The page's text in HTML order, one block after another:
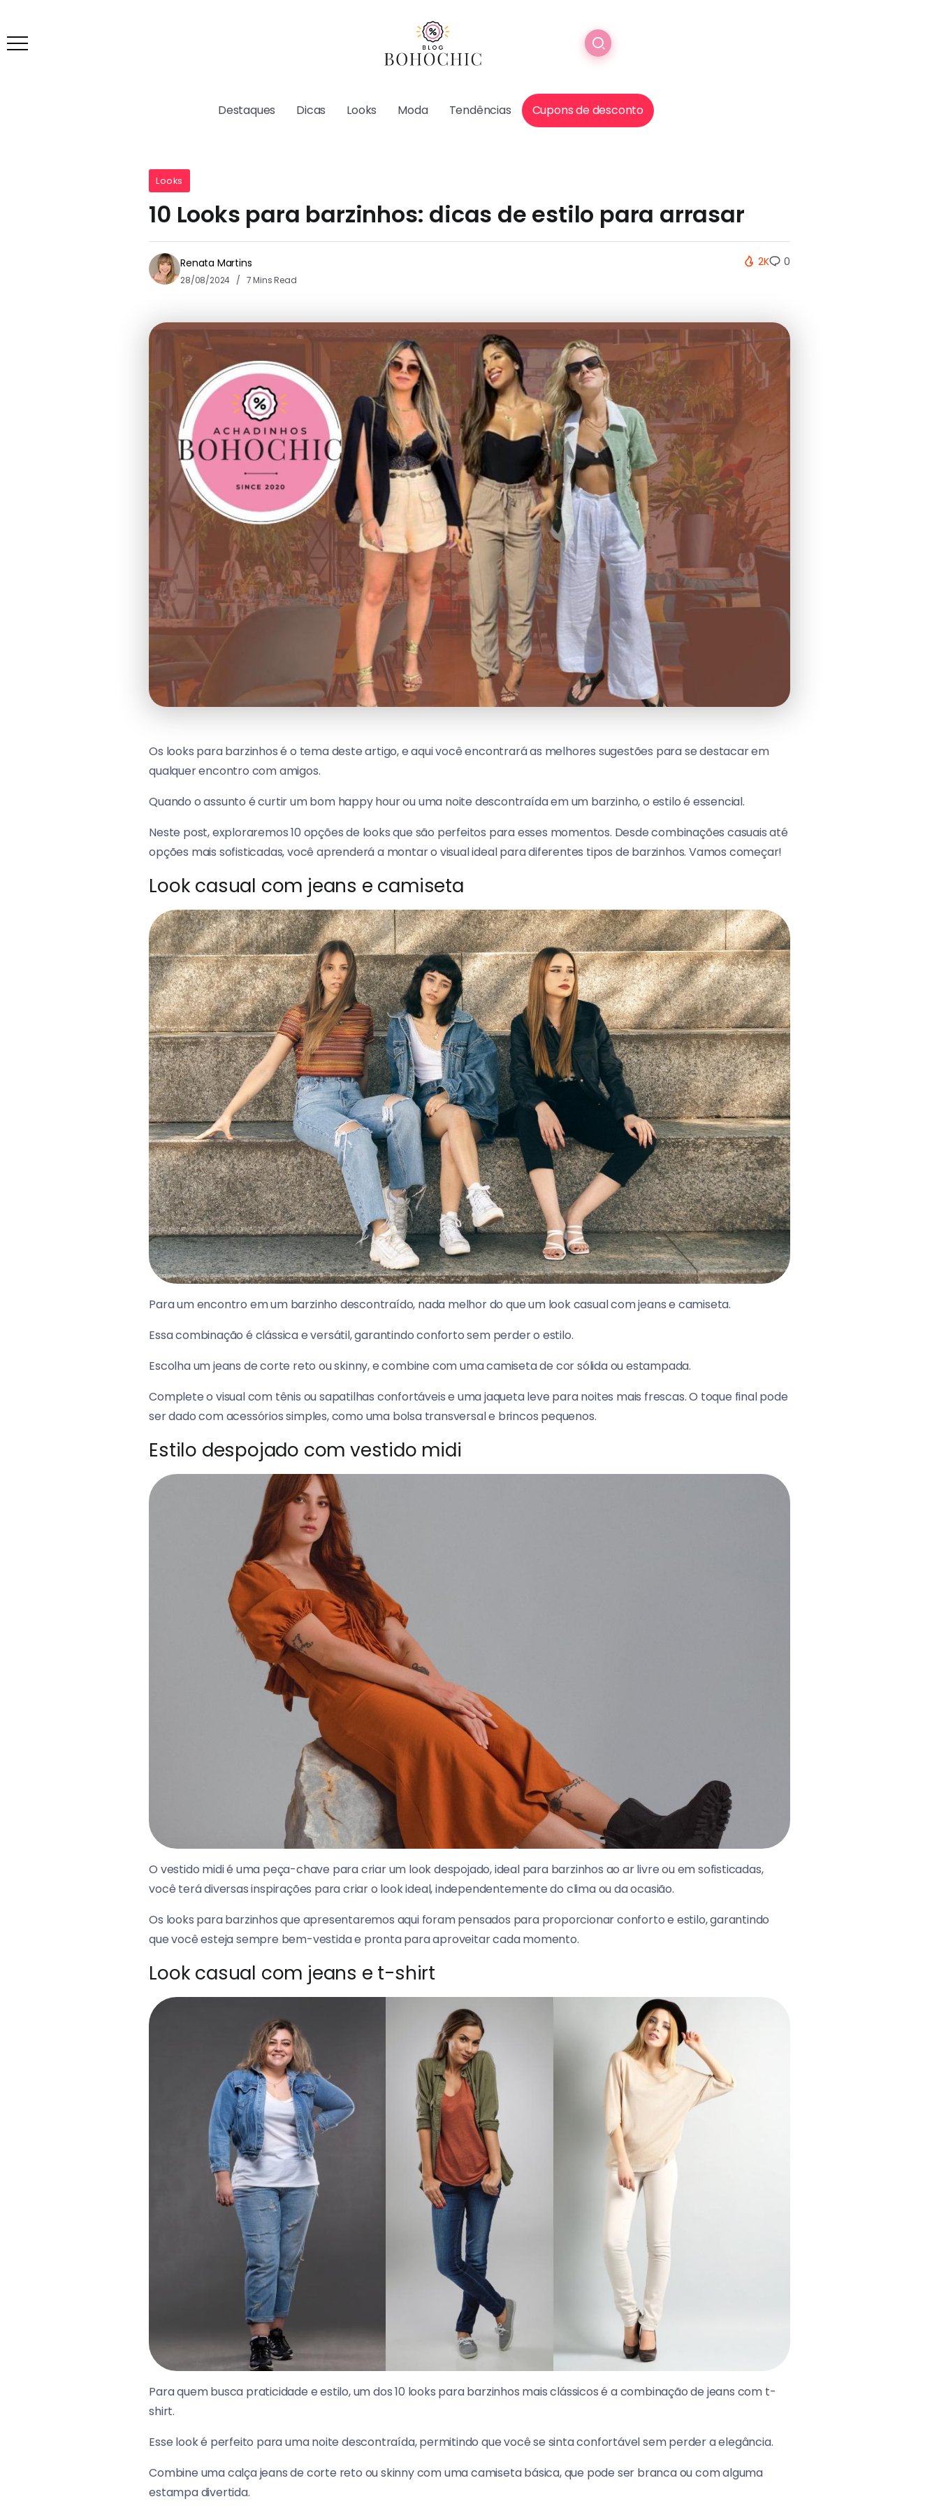
Destaques Dicas Looks Moda Tendências Cupons de desconto
Looks
10 Looks para barzinhos: dicas de estilo para arrasar
Renata Martins
28/08/2024 7 Mins Read
2K 0
Os looks para barzinhos é o tema deste artigo, e aqui você encontrará as melhores sugestões para se destacar em
qualquer encontro com amigos.
Quando o assunto é curtir um bom happy hour ou uma noite descontraída em um barzinho, o estilo é essencial.
Neste post, exploraremos 10 opções de looks que são perfeitos para esses momentos. Desde combinações casuais até
opções mais sofisticadas, você aprenderá a montar o visual ideal para diferentes tipos de barzinhos. Vamos começar!
Look casual com jeans e camiseta
Para um encontro em um barzinho descontraído, nada melhor do que um look casual com jeans e camiseta.
Essa combinação é clássica e versátil, garantindo conforto sem perder o estilo.
Escolha um jeans de corte reto ou skinny, e combine com uma camiseta de cor sólida ou estampada.
Complete o visual com tênis ou sapatilhas confortáveis e uma jaqueta leve para noites mais frescas. O toque final pode
ser dado com acessórios simples, como uma bolsa transversal e brincos pequenos.
Estilo despojado com vestido midi
O vestido midi é uma peça-chave para criar um look despojado, ideal para barzinhos ao ar livre ou em sofisticadas,
você terá diversas inspirações para criar o look ideal, independentemente do clima ou da ocasião.
Os looks para barzinhos que apresentaremos aqui foram pensados para proporcionar conforto e estilo, garantindo
que você esteja sempre bem-vestida e pronta para aproveitar cada momento.
Look casual com jeans e t-shirt
Para quem busca praticidade e estilo, um dos 10 looks para barzinhos mais clássicos é a combinação de jeans com t-
shirt.
Esse look é perfeito para uma noite descontraída, permitindo que você se sinta confortável sem perder a elegância.
Combine uma calça jeans de corte reto ou skinny com uma camiseta básica, que pode ser branca ou com alguma
estampa divertida.